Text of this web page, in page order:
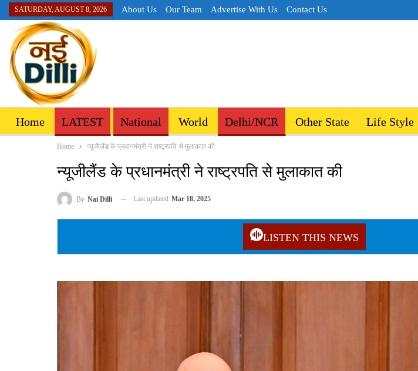
SATURDAY, AUGUST 8, 2026 About Us Our Team Advertise With Us Contact Us
Home LATEST National World Delhi/NCR Other State Life Style
Home न्यूजीलैंड के प्रधानमंत्री ने राष्ट्रपति से मुलाकात की
न्यूजीलैंड के प्रधानमंत्री ने राष्ट्रपति से मुलाकात की
By Nai Dilli Last updated Mar 18, 2025
LISTEN THIS NEWS